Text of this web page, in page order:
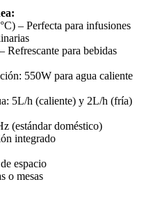
– Perfecta para infusiones
Refrescante para bebidas
550W para agua caliente
5L/h (caliente) y 2L/h (fría)
(estándar doméstico)
integrado
espacio
o mesas